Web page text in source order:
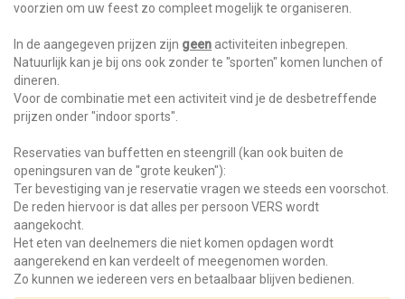
voorzien om uw feest zo compleet mogelijk te organiseren.
In de aangegeven prijzen zijn geen activiteiten inbegrepen.
Natuurlijk kan je bij ons ook zonder te "sporten" komen lunchen of
dineren.
Voor de combinatie met een activiteit vind je de desbetreffende
prijzen onder "indoor sports".
Reservaties van buffetten en steengrill (kan ook buiten de
openingsuren van de "grote keuken"):
Ter bevestiging van je reservatie vragen we steeds een voorschot.
De reden hiervoor is dat alles per persoon VERS wordt
aangekocht.
Het eten van deelnemers die niet komen opdagen wordt
aangerekend en kan verdeelt of meegenomen worden.
Zo kunnen we iedereen vers en betaalbaar blijven bedienen.